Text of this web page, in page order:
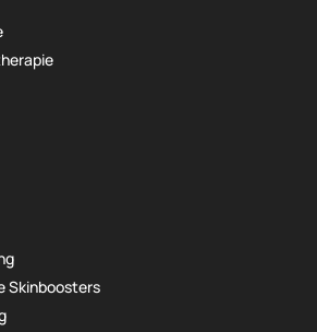
Skinboosters